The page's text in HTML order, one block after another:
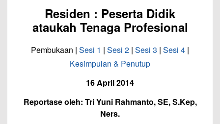
Residen : Peserta Didik
ataukah Tenaga Profesional
Pembukaan | Sesi 1 | Sesi 2 | Sesi 3 | Sesi 4 |
Kesimpulan & Penutup
16 April 2014
Reportase oleh: Tri Yuni Rahmanto, SE, S.Kep,
Ners.